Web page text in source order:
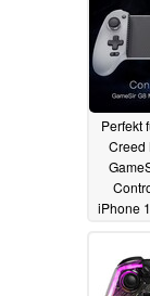
Perfekt
Creed
iPhone